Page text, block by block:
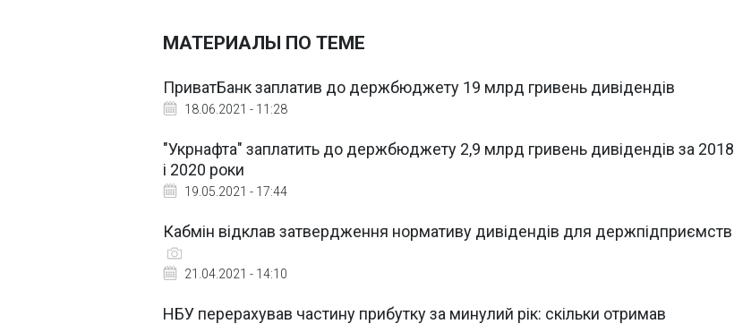
МАТЕРИАЛЫ ПО ТЕМЕ
ПриватБанк заплатив до держбюджету 19 млрд гривень дивідендів
18.06.2021 - 11:28
"Укрнафта" заплатить до держбюджету 2,9 млрд гривень дивідендів за 2018
і 2020 роки
19.05.2021 - 17:44
Кабмін відклав затвердження нормативу дивідендів для держпідприємств
21.04.2021 - 14:10
НБУ перерахував частину прибутку за минулий рік: скільки отримав